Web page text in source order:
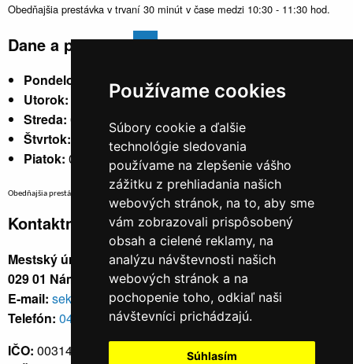
Používame cookies
Súbory cookie a ďalšie
technológie sledovania
používame na zlepšenie vášho
zážitku z prehliadania našich
webových stránok, na to, aby sme
vám zobrazovali prispôsobený
obsah a cielené reklamy, na
analýzu návštevnosti našich
webových stránok a na
pochopenie toho, odkiaľ naši
návštevníci prichádzajú.
Súhlasím
Obedňajšia prestávka v trvaní 30 minút v čase medzi 10:30 - 11:30 hod.
Dane a poplatky
Pondelok:
07:30 - 15:30
Utorok:
nestránkový
Streda: 07:30 - 17:00
Štvrtok:
nestránkový
Piatok: 07:30 - 14:00
Obedňajšia prestávka v trvaní 30 minút v čase medzi 10:30 - 11:30 hod.
Kontaktné údaje
Mestský úrad, Cyrila a Metoda 329/6,
029 01 Námestovo
E-mail: sekretariat@namestovo.sk
Telefón: 043 5504711
IČO: 00314676